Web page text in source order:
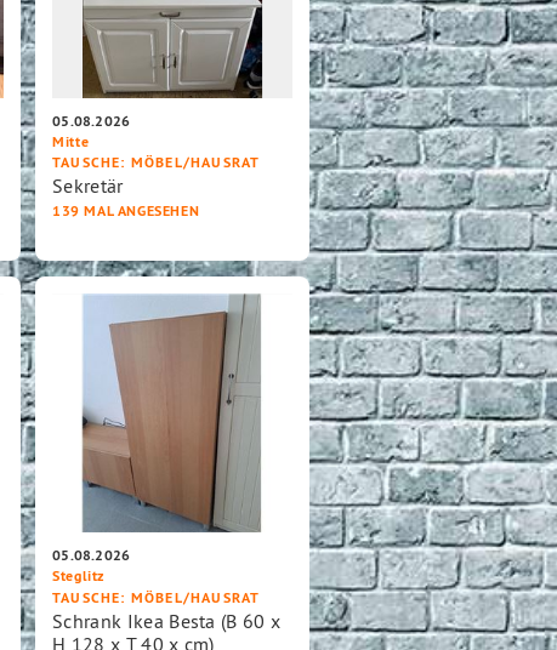
05.08.2026
Mitte
TAUSCHE: MÖBEL/HAUSRAT
Sekretär
139 MAL ANGESEHEN
05.08.2026
Steglitz
TAUSCHE: MÖBEL/HAUSRAT
Schrank Ikea Besta (B 60 x
H 128 x T 40 x cm)